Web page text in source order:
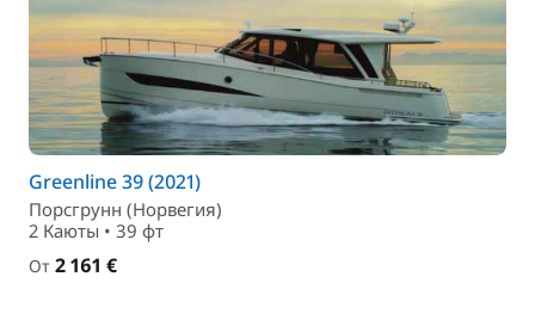
Greenline 39 (2021)
Порсгрунн (Норвегия)
2 Каюты • 39 фт
От 2 161 €